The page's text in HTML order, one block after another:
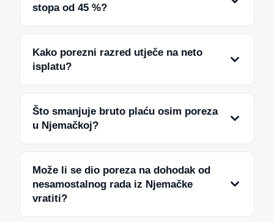
stopa od 45 %?
Kako porezni razred utječe na neto
isplatu?
Što smanjuje bruto plaću osim poreza
u Njemačkoj?
Može li se dio poreza na dohodak od
nesamostalnog rada iz Njemačke
vratiti?